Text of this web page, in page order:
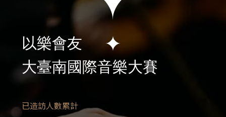
以樂會友
大臺南國際音樂大賽
已造訪人數累計